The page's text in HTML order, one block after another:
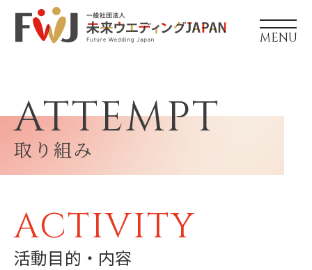
MENU
ATTEMPT
取り組み
ACTIVITY
活動目的・内容